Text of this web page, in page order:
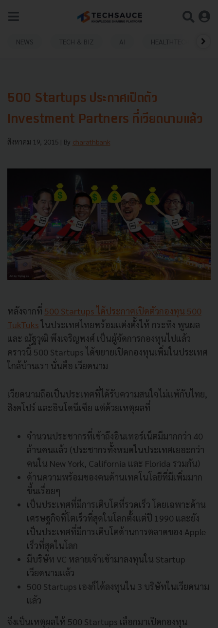
NEWS TECH & BIZ AI HEALTHTECH
500 Startups ประกาศเปิดตัว
Investment Partners ที่เวียดนามแล้ว
สิงหาคม 19, 2015 | By charathbank
หลังจากที่ 500 Startups ได้ประกาศเปิดตัวกองทุน 500
TukTuksในประเทศไทยพร้อมแต่งตั้งให้ กระทิง พูนผล
และ ณัฐวุฒิ พึงเจริญพงศ์ เป็นผู้จัดการกองทุนไปแล้ว
คราวนี้ 500 Startups ได้ขยายเปิดกองทุนเพิ่มในประเทศ
ใกล้บ้านเรา นั่นคือ เวียดนาม
เวียดนามถือเป็นประเทศที่ได้รับความสนใจไม่แพ้กับไทย,
สิงคโปร์ และอินโดนีเซีย แต่ด้วยเหตุผลที่
จำนวนประชากรที่เข้าถึงอินเทอร์เน็ตมีมากกว่า 40
ล้านคนแล้ว (ประชากรทั้งหมดในประเทศเยอะกว่า
คนใน New York, California และ Florida รวมกัน)
ด้านความพร้อมของคนด้านเทคโนโลยีที่มีเพิ่มมาก
ขึ้นเรื่อยๆ
เป็นประเทศที่มีการเติบโตที่รวดเร็ว โดยเฉพาะด้าน
เศรษฐกิจที่โตเร็วที่สุดในโลกตั้งแต่ปี 1990 และยัง
เป็นประเทศที่มีการเติบโตด้านการตลาดของ Apple
เร็วที่สุดในโลก
มีบริษัท VC หลายเจ้าเข้ามาลงทุนใน Startup
เวียดนามแล้ว
500 Startups เองก็ได้ลงทุนใน 3 บริษัทในเวียดนาม
แล้ว
จึงเป็นเหตุผลให้ 500 Startups เลือกมาเปิดกองทุน